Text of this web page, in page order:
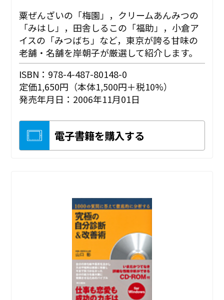
粟ぜんざいの「梅園」，クリームあんみつの
「みはし」，田舎しるこの「福助」，小倉ア
イスの「みつばち」など，東京が誇る甘味の
老舗・名舗を岸朝子が厳選して紹介します。
ISBN：978-4-487-80148-0
定価1,650円（本体1,500円＋税10%）
発売年月日：2006年11月01日
電子書籍を購入する